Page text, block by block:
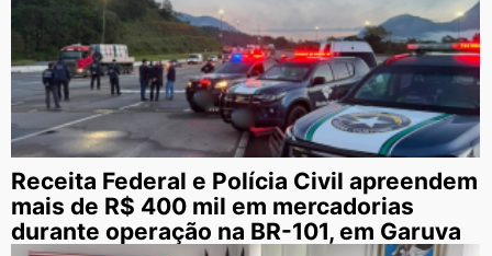
Receita Federal e Polícia Civil apreendem
mais de R$ 400 mil em mercadorias
durante operação na BR-101, em Garuva